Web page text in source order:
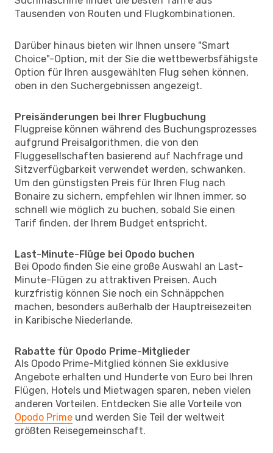
Tausenden von Routen und Flugkombinationen.
Darüber hinaus bieten wir Ihnen unsere "Smart
Choice"-Option, mit der Sie die wettbewerbsfähigste
Option für Ihren ausgewählten Flug sehen können,
oben in den Suchergebnissen angezeigt.
Preisänderungen bei Ihrer Flugbuchung
Flugpreise können während des Buchungsprozesses
aufgrund Preisalgorithmen, die von den
Fluggesellschaften basierend auf Nachfrage und
Sitzverfügbarkeit verwendet werden, schwanken.
Um den günstigsten Preis für Ihren Flug nach
Bonaire zu sichern, empfehlen wir Ihnen immer, so
schnell wie möglich zu buchen, sobald Sie einen
Tarif finden, der Ihrem Budget entspricht.
Last-Minute-Flüge bei Opodo buchen
Bei Opodo finden Sie eine große Auswahl an Last-
Minute-Flügen zu attraktiven Preisen. Auch
kurzfristig können Sie noch ein Schnäppchen
machen, besonders außerhalb der Hauptreisezeiten
in Karibische Niederlande.
Rabatte für Opodo Prime-Mitglieder
Als Opodo Prime-Mitglied können Sie exklusive
Angebote erhalten und Hunderte von Euro bei Ihren
Flügen, Hotels und Mietwagen sparen, neben vielen
anderen Vorteilen. Entdecken Sie alle Vorteile von
Opodo Prime und werden Sie Teil der weltweit
größten Reisegemeinschaft.